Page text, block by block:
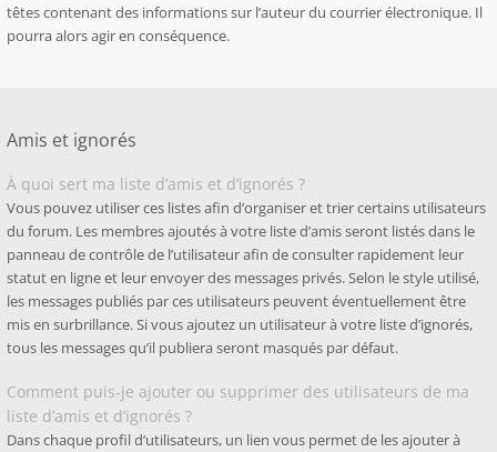
têtes contenant des informations sur l’auteur du courrier électronique. Il
pourra alors agir en conséquence.
Amis et ignorés
À quoi sert ma liste d’amis et d’ignorés ?
Vous pouvez utiliser ces listes afin d’organiser et trier certains utilisateurs
du forum. Les membres ajoutés à votre liste d’amis seront listés dans le
panneau de contrôle de l’utilisateur afin de consulter rapidement leur
statut en ligne et leur envoyer des messages privés. Selon le style utilisé,
les messages publiés par ces utilisateurs peuvent éventuellement être
mis en surbrillance. Si vous ajoutez un utilisateur à votre liste d’ignorés,
tous les messages qu’il publiera seront masqués par défaut.
Comment puis-je ajouter ou supprimer des utilisateurs de ma
liste d’amis et d’ignorés ?
Dans chaque profil d’utilisateurs, un lien vous permet de les ajouter à